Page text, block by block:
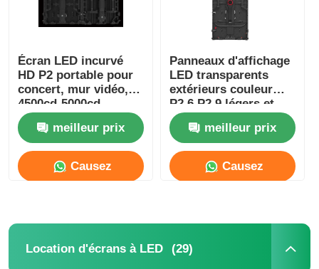
Écran LED incurvé
HD P2 portable pour
concert, mur vidéo,
4500cd-5000cd
meilleur prix
Causez
Panneaux d'affichage
LED transparents
extérieurs couleur
P2.6 P2.9 légers et
personnalisés,
étanchesmeilleur prix
Causez
Location d'écrans à LED (29)